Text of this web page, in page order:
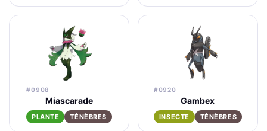
#0908
Miascarade
PLANTE TÉNÈBRES
#0920
Gambex
INSECTE TÉNÈBRES